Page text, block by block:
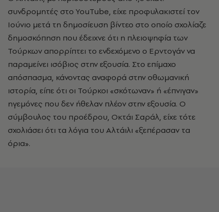
συνδρομητές στο YouTube, είχε προφυλακιστεί τον
Ιούνιο μετά τη δημοσίευση βίντεο στο οποίο σχολίαζε
δημοσκόπηση που έδειχνε ότι η πλειοψηφία των
Τούρκων απορρίπτει το ενδεχόμενο ο Ερντογάν να
παραμείνει ισόβιος στην εξουσία. Στο επίμαχο
απόσπασμα, κάνοντας αναφορά στην οθωμανική
ιστορία, είπε ότι οι Τούρκοι «σκότωναν» ή «έπνιγαν»
ηγεμόνες που δεν ήθελαν πλέον στην εξουσία. Ο
σύμβουλος του προέδρου, Οκτάι Σαράλ, είχε τότε
σχολιάσει ότι τα λόγια του Αλτάιλι «ξεπέρασαν τα
όρια».